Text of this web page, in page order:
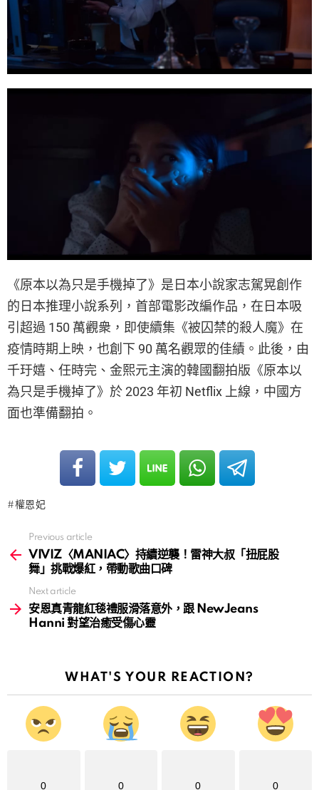
《原本以為只是手機掉了》是日本小說家志駕晃創作
的日本推理小說系列，首部電影改編作品，在日本吸
引超過 150 萬觀衆，即使續集《被囚禁的殺人魔》在
疫情時期上映，也創下 90 萬名觀眾的佳績。此後，由
千玗嬉、任時完、金熙元主演的韓國翻拍版《原本以
為只是手機掉了》於 2023 年初 Netflix 上線，中國方
面也準備翻拍。
權恩妃
more
Previous article
VIVIZ〈MANIAC〉持續逆襲！雷神大叔「扭屁股
舞」挑戰爆紅，帶動歌曲口碑
Next article
安恩真青龍紅毯禮服滑落意外，跟 NewJeans
Hanni 對望治癒受傷心靈
WHAT'S YOUR REACTION?
0 0 0 0